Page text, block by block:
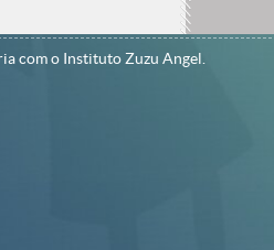
com o Instituto Zuzu Angel.